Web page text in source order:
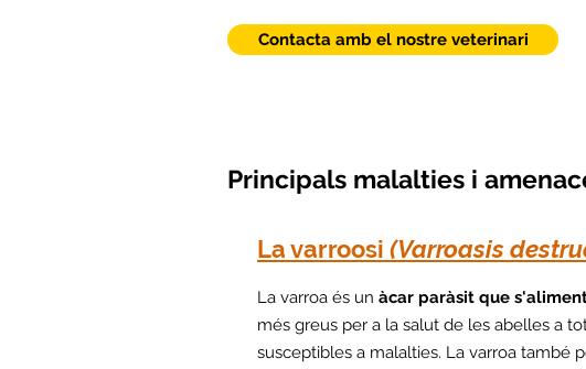
Contacta amb el nostre veterinari
Principals malalties i
La varroosi (Varroasis
La varroa és un àcar paràsit que
més greus per a la salut de les abelles a
susceptibles a malalties. La varroa també